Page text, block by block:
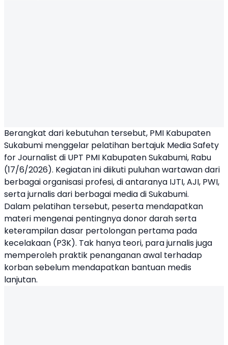
Berangkat dari kebutuhan tersebut, PMI Kabupaten
Sukabumi menggelar pelatihan bertajuk Media Safety
for Journalist di UPT PMI Kabupaten Sukabumi, Rabu
(17/6/2026). Kegiatan ini diikuti puluhan wartawan dari
berbagai organisasi profesi, di antaranya IJTI, AJI, PWI,
serta jurnalis dari berbagai media di Sukabumi.
Dalam pelatihan tersebut, peserta mendapatkan
materi mengenai pentingnya donor darah serta
keterampilan dasar pertolongan pertama pada
kecelakaan (P3K). Tak hanya teori, para jurnalis juga
memperoleh praktik penanganan awal terhadap
korban sebelum mendapatkan bantuan medis
lanjutan.